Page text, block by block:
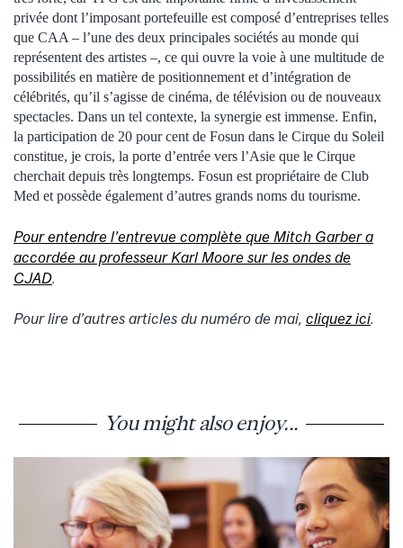
privée dont l’imposant portefeuille est composé d’entreprises telles
que CAA – l’une des deux principales sociétés au monde qui
représentent des artistes ‒, ce qui ouvre la voie à une multitude de
possibilités en matière de positionnement et d’intégration de
célébrités, qu’il s’agisse de cinéma, de télévision ou de nouveaux
spectacles. Dans un tel contexte, la synergie est immense. Enfin,
la participation de 20 pour cent de Fosun dans le Cirque du Soleil
constitue, je crois, la porte d’entrée vers l’Asie que le Cirque
cherchait depuis très longtemps. Fosun est propriétaire de Club
Med et possède également d’autres grands noms du tourisme.
Pour entendre l’entrevue complète que Mitch Garber a
accordée au professeur Karl Moore sur les ondes de
CJAD.
Pour lire d’autres articles du numéro de mai, cliquez ici.
You might also enjoy...